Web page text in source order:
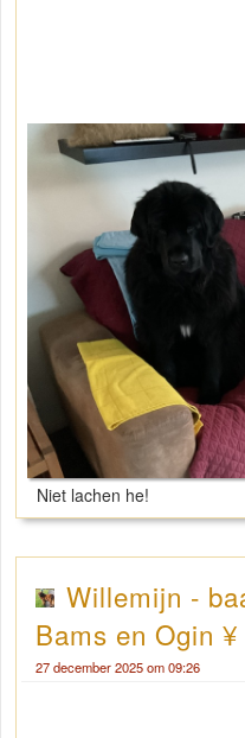
Niet lachen he!
Willemijn -
Bams en Ogin ¥
27 december 2025 om 09:26